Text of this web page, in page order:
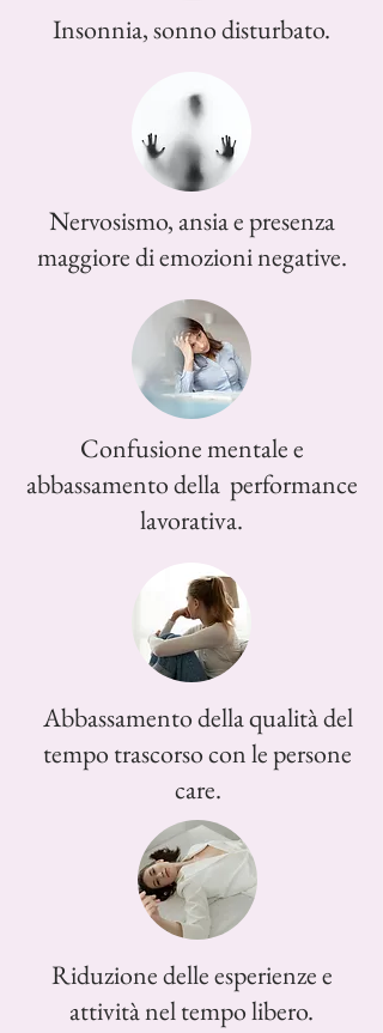
Insonnia, sonno disturbato.
Nervosismo, ansia e presenza
maggiore di emozioni negative.
Confusione mentale e
abbassamento della performance
lavorativa.
Abbassamento della qualità del
tempo trascorso con le persone
care.
Riduzione delle esperienze e
attività nel tempo libero.